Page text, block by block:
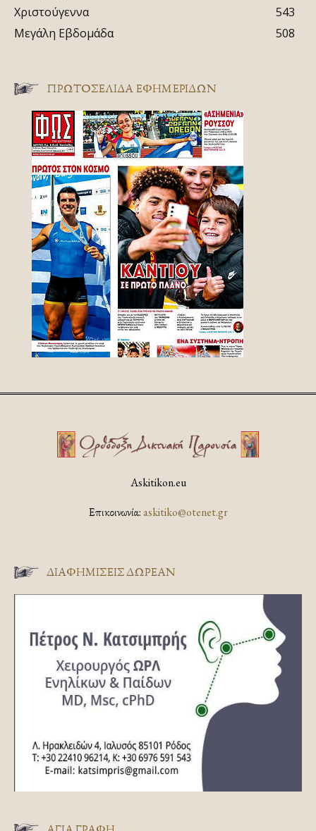
Χριστούγεννα
543
Μεγάλη Εβδομάδα
508
ΠΡΩΤΟΣΈΛΙΔΑ ΕΦΗΜΕΡΊΔΩΝ
Askitikon.eu
Επικοινωνία:askitiko@otenet.gr
ΔΙΑΦΗΜΊΣΕΙΣ ΔΩΡΕΆΝ